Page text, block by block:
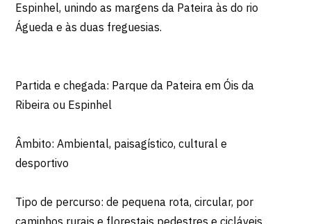
Espinhel, unindo as margens da Pateira às do rio
Águeda e às duas freguesias.
Partida e chegada: Parque da Pateira em Óis da
Ribeira ou Espinhel
Âmbito: Ambiental, paisagístico, cultural e
desportivo
Tipo de percurso: de pequena rota, circular, por